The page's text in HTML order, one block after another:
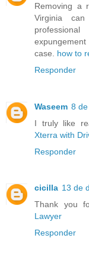
Removing a
Virginia
case. how to
Responder
Waseem 8
I truly like
Xterra with
Responder
cicilla 13 de
Thank you
Lawyer
Responder